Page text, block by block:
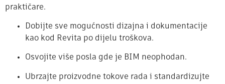
praktičare.
Dobijte sve mogućnosti dizajna i dokumentacije
kao kod Revita po dijelu troškova.
Osvojite više posla gde je BIM neophodan.
Ubrzajte proizvodne tokove rada i standardizujte